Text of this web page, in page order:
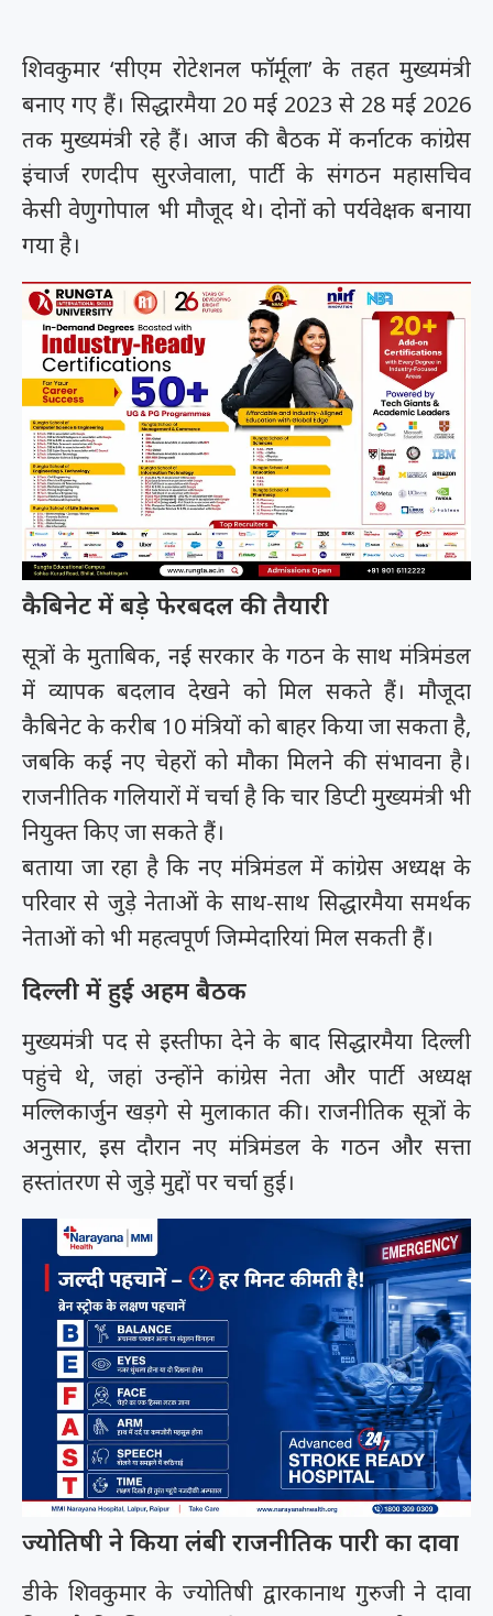
शिवकुमार ‘सीएम रोटेशनल फॉर्मूला’ के तहत मुख्यमंत्री
बनाए गए हैं। सिद्धारमैया 20 मई 2023 से 28 मई 2026
तक मुख्यमंत्री रहे हैं। आज की बैठक में कर्नाटक कांग्रेस
इंचार्ज रणदीप सुरजेवाला, पार्टी के संगठन महासचिव
केसी वेणुगोपाल भी मौजूद थे। दोनों को पर्यवेक्षक बनाया
गया है।
कैबिनेट में बड़े फेरबदल की तैयारी
सूत्रों के मुताबिक, नई सरकार के गठन के साथ मंत्रिमंडल
में व्यापक बदलाव देखने को मिल सकते हैं। मौजूदा
कैबिनेट के करीब 10 मंत्रियों को बाहर किया जा सकता है,
जबकि कई नए चेहरों को मौका मिलने की संभावना है।
राजनीतिक गलियारों में चर्चा है कि चार डिप्टी मुख्यमंत्री भी
नियुक्त किए जा सकते हैं।
बताया जा रहा है कि नए मंत्रिमंडल में कांग्रेस अध्यक्ष के
परिवार से जुड़े नेताओं के साथ-साथ सिद्धारमैया समर्थक
नेताओं को भी महत्वपूर्ण जिम्मेदारियां मिल सकती हैं।
दिल्ली में हुई अहम बैठक
मुख्यमंत्री पद से इस्तीफा देने के बाद सिद्धारमैया दिल्ली
पहुंचे थे, जहां उन्होंने कांग्रेस नेता और पार्टी अध्यक्ष
मल्लिकार्जुन खड़गे से मुलाकात की। राजनीतिक सूत्रों के
अनुसार, इस दौरान नए मंत्रिमंडल के गठन और सत्ता
हस्तांतरण से जुड़े मुद्दों पर चर्चा हुई।
ज्योतिषी ने किया लंबी राजनीतिक पारी का दावा
डीके शिवकुमार के ज्योतिषी द्वारकानाथ गुरुजी ने दावा